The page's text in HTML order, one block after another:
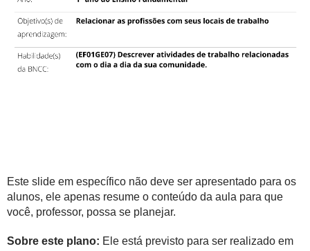
Este slide em específico não deve ser apresentado para os
alunos, ele apenas resume o conteúdo da aula para que
você, professor, possa se planejar.
Sobre este plano: Ele está previsto para ser realizado em